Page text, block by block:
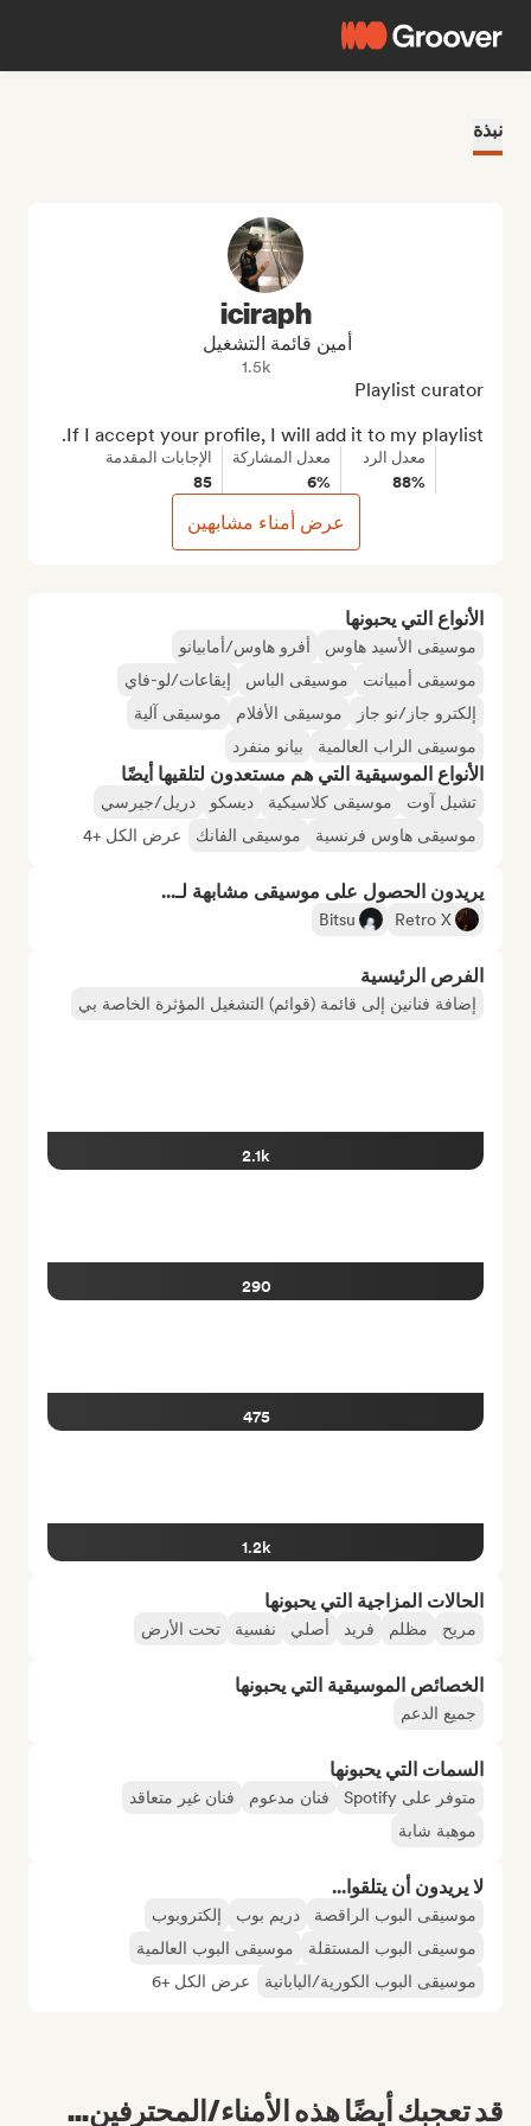
نبذة
الأنواع التي يحبونها
موسيقى الأسيد هاوس
أفرو هاوس/أمابيانو
موسيقى أمبيانت
موسيقى الباس
إيقاعات/لو-فاي
إلكترو جاز/نو جاز
موسيقى الأفلام
موسيقى آلية
موسيقى الراب العالمية
بيانو منفرد
الأنواع الموسيقية التي هم مستعدون لتلقيها أيضًا
تشيل آوت موسيقى كلاسيكية ديسكو
دريل/جيرسي
موسيقى هاوس فرنسية
موسيقى الفانك عرض الكل +4
يريدون الحصول على موسيقى مشابهة لـ...
Retro X
Bitsu
الفرص الرئيسية
إضافة فنانين إلى قائمة (قوائم) التشغيل المؤثرة الخاصة بي
2.1k
290
475
1.2k
الحالات المزاجية التي يحبونها
مريح مظلم فريد أصلي نفسية تحت الأرض
الخصائص الموسيقية التي يحبونها
جميع الدعم
السمات التي يحبونها
متوفر على Spotify فنان مدعوم
فنان غير متعاقد
موهبة شابة
لا يريدون أن يتلقوا...
موسيقى البوب الراقصة دريم بوب
إلكتروبوب
موسيقى البوب المستقلة
موسيقى البوب العالمية
موسيقى البوب الكورية/اليابانية
عرض الكل +6
iciraph
أمين قائمة التشغيل
1.5k
If I accept your profile, I will add it to my playlist.
معدل الرد
88%
معدل المشاركة
6%
الإجابات المقدمة
85
عرض أمناء مشابهين
قد تعجبك أيضًا هذه الأمناء/المحترفين...